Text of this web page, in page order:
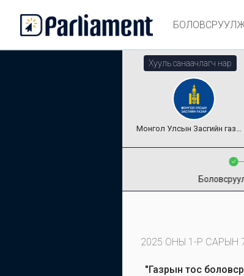
Хууль санаачлагч нар
Монгол Улсын Засгийн газар
2025 ОНЫ 1-Р САРЫН 7
"Газрын тос